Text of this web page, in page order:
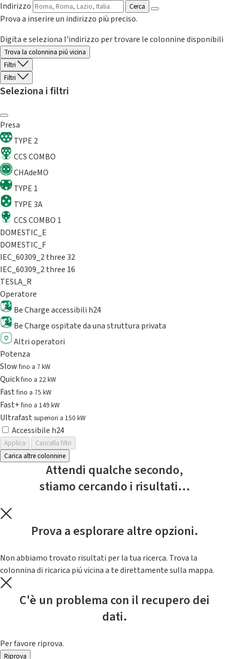
Indirizzo
Cerca
Prova a inserire un indirizzo più preciso.
Digita e seleziona l'indirizzo per trovare le colonnine disponibili
Trova la colonnina piú vicina
Filtri
Filtri
Seleziona i filtri
Presa
TYPE 2
CCS COMBO
CHAdeMO
TYPE 1
TYPE 3A
CCS COMBO 1
DOMESTIC_E
DOMESTIC_F
IEC_60309_2 three 32
IEC_60309_2 three 16
TESLA_R
Operatore
Be Charge accessibili h24
Be Charge ospitate da una struttura privata
Altri operatori
Potenza
Slowfino a 7 kW
Quickfino a 22 kW
Fastfino a 75 kW
Fast+fino a 149 kW
Ultrafast superiori a 150 kW
Accessibile h24
Applica
Cancella filtri
Carica altre colonnine
Attendi qualche secondo,
stiamo cercando i risultati...
Prova a esplorare altre opzioni.
Non abbiamo trovato risultati per la tua ricerca. Trova la
colonnina di ricarica piú vicina a te direttamente sulla mappa.
C'è un problema con il recupero dei
dati.
Per favore riprova.
Riprova